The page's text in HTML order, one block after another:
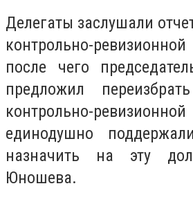
Делегаты заслушали
контрольно-
после чего
предложил
контрольно-
единодушно
назначить на эту
Юношева.